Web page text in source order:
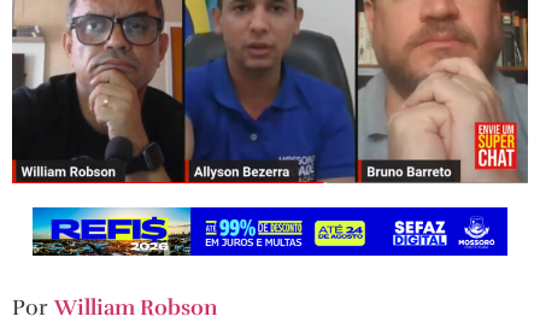
PorWilliam Robson